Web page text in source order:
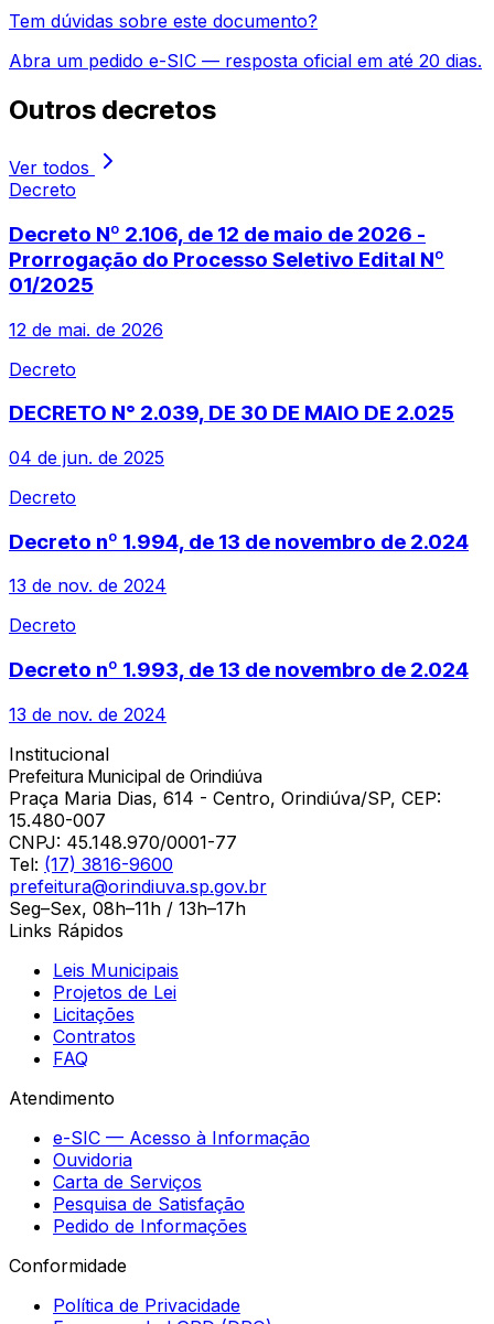
Tem dúvidas sobre este documento?
Abra um pedido e-SIC — resposta oficial em até 20 dias.
Outros decretos
Ver todos
Decreto
Decreto Nº 2.106, de 12 de maio de 2026 -
Prorrogação do Processo Seletivo Edital Nº
01/2025
12 de mai. de 2026
Decreto
DECRETO N° 2.039, DE 30 DE MAIO DE 2.025
04 de jun. de 2025
Decreto
Decreto nº 1.994, de 13 de novembro de 2.024
13 de nov. de 2024
Decreto
Decreto nº 1.993, de 13 de novembro de 2.024
13 de nov. de 2024
Institucional
Prefeitura Municipal de Orindiúva
Praça Maria Dias, 614 - Centro, Orindiúva/SP, CEP:
15.480-007
CNPJ: 45.148.970/0001-77
Tel: (17) 3816-9600
prefeitura@orindiuva.sp.gov.br
Seg–Sex, 08h–11h / 13h–17h
Links Rápidos
Leis Municipais
Projetos de Lei
Licitações
Contratos
FAQ
Atendimento
e-SIC — Acesso à Informação
Ouvidoria
Carta de Serviços
Pesquisa de Satisfação
Pedido de Informações
Conformidade
Política de Privacidade